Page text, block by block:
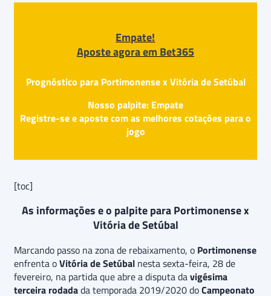
Empate!
Aposte agora em Bet365
Prognóstico para Portimonense x Vitória de Setúbal
Nosso palpite: Empate
Registre-se e aposte com as melhores cotações para o
jogo
[toc]
As informações e o palpite para Portimonense x
Vitória de Setúbal
Marcando passo na zona de rebaixamento, o Portimonense
enfrenta oVitória de Setúbal nesta sexta-feira, 28 de
fevereiro, na partida que abre a disputa davigésima
terceira rodadada temporada 2019/2020 doCampeonato